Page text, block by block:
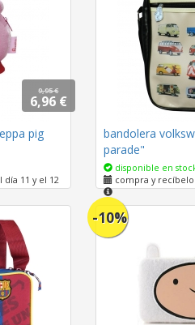
9,95 €
6,96 €
pig
11 y el 12
bandolera
parade"
disponible en
compra y
-10%